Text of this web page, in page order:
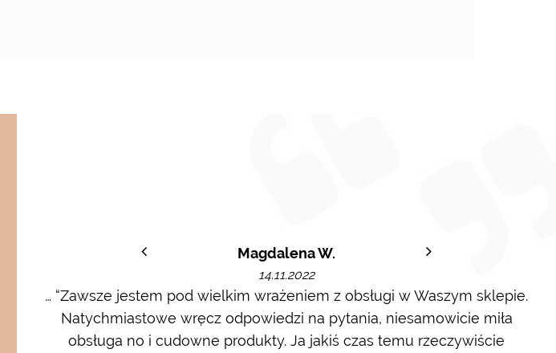
Magdalena W.
14.11.2022
… “Zawsze jestem pod wielkim wrażeniem z obsługi w Waszym sklepie.
Natychmiastowe wręcz odpowiedzi na pytania, niesamowicie miła
obsługa no i cudowne produkty. Ja jakiś czas temu rzeczywiście